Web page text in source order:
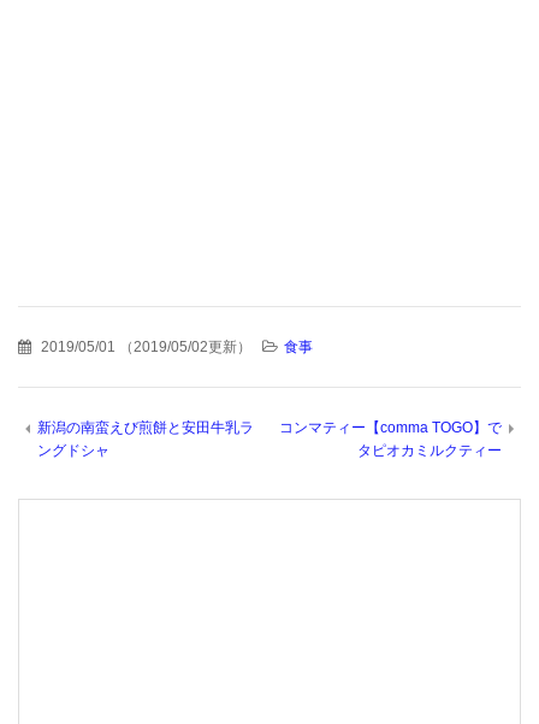
2019/05/01 （2019/05/02更新） 食事
新潟の南蛮えび煎餅と安田牛乳ラ
ングドシャ
コンマティー【comma TOGO】で
タピオカミルクティー